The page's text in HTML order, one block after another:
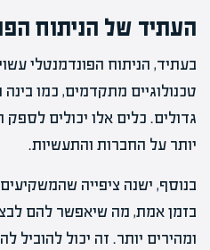
העתיד של הניתוח
בעתיד, הניתוח הפונדמנטלי
טכנולוגיים מתקדמים, כמו בינה
גדולים. כלים אלו יכולים
יותר על החברות והתעשיות.
בנוסף, ישנה ציפייה
בזמן אמת, מה שיאפשר להם
ומהירים יותר. זה יכול